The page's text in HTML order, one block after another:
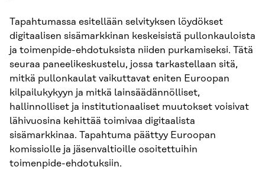
Tapahtumassa esitellään selvityksen löydökset
digitaalisen sisämarkkinan keskeisistä pullonkauloista
ja toimenpide-ehdotuksista niiden purkamiseksi. Tätä
seuraa paneelikeskustelu, jossa tarkastellaan sitä,
mitkä pullonkaulat vaikuttavat eniten Euroopan
kilpailukykyyn ja mitkä lainsäädännölliset,
hallinnolliset ja institutionaaliset muutokset voisivat
lähivuosina kehittää toimivaa digitaalista
sisämarkkinaa. Tapahtuma päättyy Euroopan
komissiolle ja jäsenvaltioille osoitettuihin
toimenpide-ehdotuksiin.